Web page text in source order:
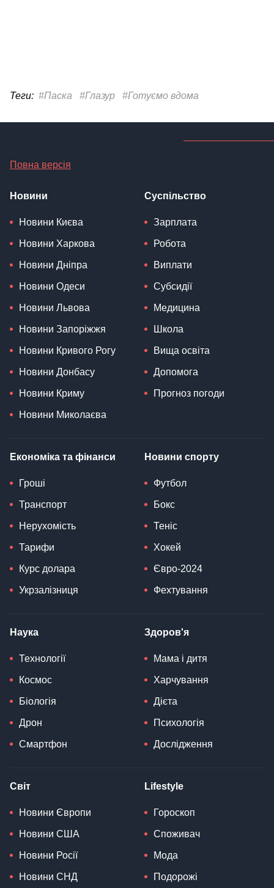
Теги: #Паска #Глазур #Готуємо вдома
Повна версія
Новини
Новини Києва
Новини Харкова
Новини Дніпра
Новини Одеси
Новини Львова
Новини Запоріжжя
Новини Кривого Рогу
Новини Донбасу
Новини Криму
Новини Миколаєва
Суспільство
Зарплата
Робота
Виплати
Субсидії
Медицина
Школа
Вища освіта
Допомога
Прогноз погоди
Економіка та фінанси
Гроші
Транспорт
Нерухомість
Тарифи
Курс долара
Укрзалізниця
Новини спорту
Футбол
Бокс
Теніс
Хокей
Євро-2024
Фехтування
Наука
Технології
Космос
Біологія
Дрон
Смартфон
Здоров'я
Мама і дитя
Харчування
Дієта
Психологія
Дослідження
Світ
Новини Європи
Новини США
Новини Росії
Новини СНД
Lifestyle
Гороскоп
Споживач
Мода
Подорожі